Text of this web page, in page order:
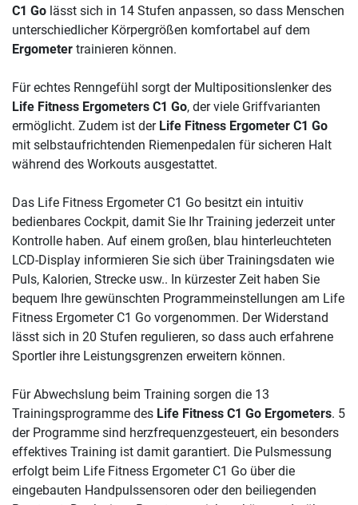
C1 Go lässt sich in 14 Stufen anpassen, so dass Menschen
unterschiedlicher Körpergrößen komfortabel auf dem
Ergometer trainieren können.
Für echtes Renngefühl sorgt der Multipositionslenker des
Life Fitness Ergometers C1 Go, der viele Griffvarianten
ermöglicht. Zudem ist der Life Fitness Ergometer C1 Go
mit selbstaufrichtenden Riemenpedalen für sicheren Halt
während des Workouts ausgestattet.
Das Life Fitness Ergometer C1 Go besitzt ein intuitiv
bedienbares Cockpit, damit Sie Ihr Training jederzeit unter
Kontrolle haben. Auf einem großen, blau hinterleuchteten
LCD-Display informieren Sie sich über Trainingsdaten wie
Puls, Kalorien, Strecke usw.. In kürzester Zeit haben Sie
bequem Ihre gewünschten Programmeinstellungen am Life
Fitness Ergometer C1 Go vorgenommen. Der Widerstand
lässt sich in 20 Stufen regulieren, so dass auch erfahrene
Sportler ihre Leistungsgrenzen erweitern können.
Für Abwechslung beim Training sorgen die 13
Trainingsprogramme des Life Fitness C1 Go Ergometers. 5
der Programme sind herzfrequenzgesteuert, ein besonders
effektives Training ist damit garantiert. Die Pulsmessung
erfolgt beim Life Fitness Ergometer C1 Go über die
eingebauten Handpulssensoren oder den beiliegenden